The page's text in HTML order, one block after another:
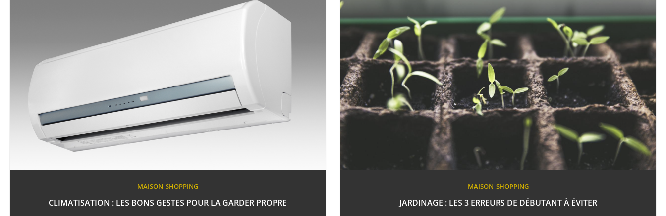
MAISON SHOPPING
CLIMATISATION : LES BONS GESTES POUR LA GARDER PROPRE
MAISON SHOPPING
JARDINAGE : LES 3 ERREURS DE DÉBUTANT À ÉVITER